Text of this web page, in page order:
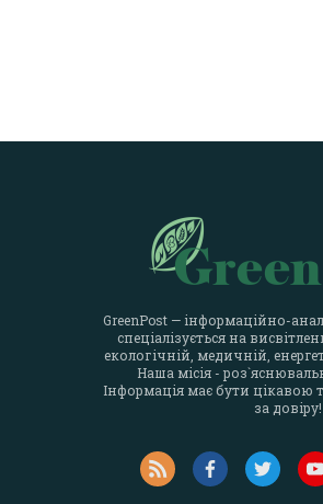
GreenPost — інформаційно-
спеціалізується на
екологічній, медичній,
Наша місія -
Інформація має бути цікавою
за довіру!